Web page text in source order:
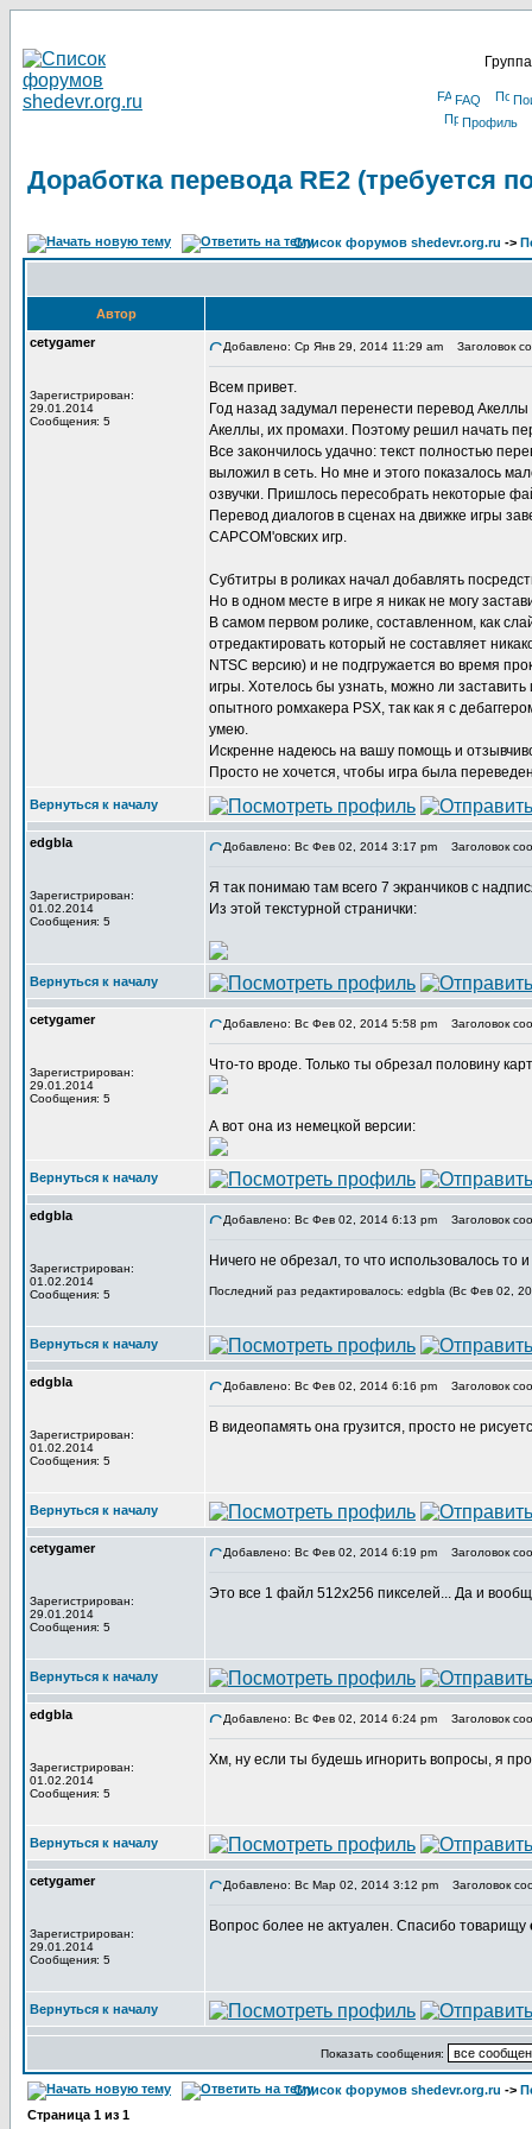
FAQ
Профиль
Доработка перевода RE2 (требуется
Список форумов shedevr.org.ru ->
Автор
cetygamer
Зарегистрирован:
29.01.2014
Сообщения: 5
Добавлено: Ср Янв 29, 2014 11:29 am Заголовок
Всем привет.
Год назад задумал перенести перевод
Акеллы, их промахи. Поэтому решил начать
Все закончилось удачно: текст полностью
выложил в сеть. Но мне и этого показалось
озвучки. Пришлось пересобрать некоторые
Перевод диалогов в сценах на движке игры
CAPCOM'овских игр.
Субтитры в роликах начал добавлять
Но в одном месте в игре я никак не могу
В самом первом ролике, составленном, как
отредактировать который не составляет
NTSC версию) и не подгружается во время
игры. Хотелось бы узнать, можно ли
опытного ромхакера PSX, так как я с
умею.
Искренне надеюсь на вашу помощь и
Просто не хочется, чтобы игра была
Вернуться к началу
edgbla
Зарегистрирован:
01.02.2014
Сообщения: 5
Добавлено: Вс Фев 02, 2014 3:17 pm Заголовок
Я так понимаю там всего 7 экранчиков с
Из этой текстурной странички:
Вернуться к началу
cetygamer
Зарегистрирован:
29.01.2014
Сообщения: 5
Добавлено: Вс Фев 02, 2014 5:58 pm Заголовок
Что-то вроде. Только ты обрезал половину
А вот она из немецкой версии:
Вернуться к началу
edgbla
Зарегистрирован:
01.02.2014
Сообщения: 5
Добавлено: Вс Фев 02, 2014 6:13 pm Заголовок
Ничего не обрезал, то что использовалось то
Последний раз редактировалось: edgbla (Вс Фев 02,
Вернуться к началу
edgbla
Зарегистрирован:
01.02.2014
Сообщения: 5
Добавлено: Вс Фев 02, 2014 6:16 pm Заголовок
В видеопамять она грузится, просто не
Вернуться к началу
cetygamer
Зарегистрирован:
29.01.2014
Сообщения: 5
Добавлено: Вс Фев 02, 2014 6:19 pm Заголовок
Это все 1 файл 512х256 пикселей... Да и
Вернуться к началу
edgbla
Зарегистрирован:
01.02.2014
Сообщения: 5
Добавлено: Вс Фев 02, 2014 6:24 pm Заголовок
Хм, ну если ты будешь игнорить вопросы, я
Вернуться к началу
cetygamer
Зарегистрирован:
29.01.2014
Сообщения: 5
Добавлено: Вс Мар 02, 2014 3:12 pm Заголовок
Вопрос более не актуален. Спасибо товарищу
Вернуться к началу
Показать сообщения:
Список форумов shedevr.org.ru ->
Страница 1 из 1